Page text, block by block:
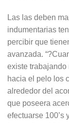
Las las deben
indumentarias
percibir que
avanzada.
existe trabajando
hacia el pelo los
alrededor del
que poseera
efectuarse 100’s